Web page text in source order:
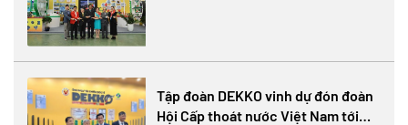
Tập đoàn DEKKO vinh dự đón đoàn
Hội Cấp thoát nước Việt Nam tới